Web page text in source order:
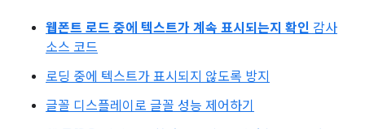
웹폰트 로드 중에 텍스트가 계속 표시되는지 확인 감사
소스 코드
로딩 중에 텍스트가 표시되지 않도록 방지
글꼴 디스플레이로 글꼴 성능 제어하기